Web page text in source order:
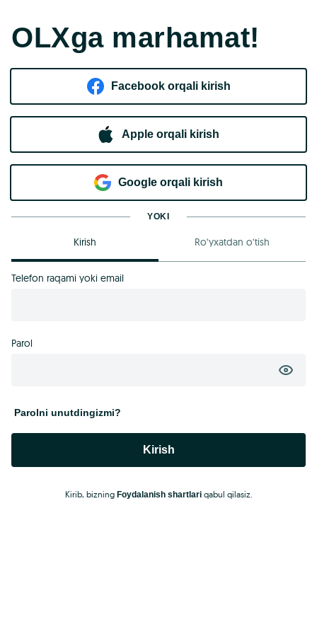
OLXga marhamat!
Facebook orqali kirish​
Apple orqali kirish
Goo​g​le orqali kirish
YOKI
Kirish Ro‘yxatdan o‘tish
Telefon raqami yoki email
Parol
Parolni unutdingizmi?
Kirish
Kirib, bizning Foydalanish shartlariqabul qilasiz.